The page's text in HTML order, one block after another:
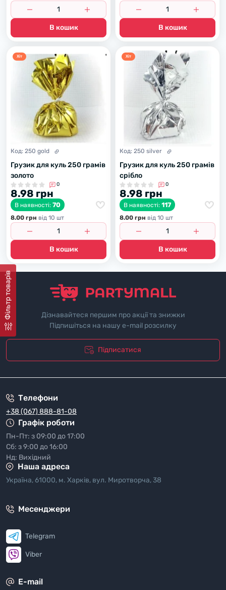
Фiльтр товарiв
В кошик В кошик
Хiт
Код: 250 gold
Грузик для куль 250 грамів
золото
0
8.98 грн
В наявності: 70
8.00 грн вiд 10 шт
В кошик
Хiт
Код: 250 silver
Грузик для куль 250 грамів
срібло
0
8.98 грн
В наявності: 117
8.00 грн вiд 10 шт
В кошик
Дізнавайтеся першим про акції та знижки
Підпишіться на нашу e-mail розсилку
Підписатися
Телефони
+38 (067) 888-81-08
Графік роботи
Пн-Пт: з 09:00 до 17:00
Сб: з 9:00 до 16:00
Нд: Вихідний
Наша адреса
Україна, 61000, м. Харків, вул. Миротворча, 38
Месенджери
Telegram
Viber
E-mail